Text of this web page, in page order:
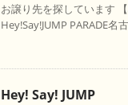
お譲り先を探しています 【
Hey!Say!JUMP PARADE名
Hey! Say! JUMP